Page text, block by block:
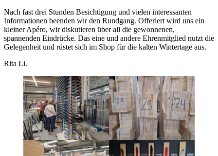
Nach fast drei Stunden Besichtigung und vielen interessanten
Informationen beenden wir den Rundgang. Offeriert wird uns ein
kleiner Apéro, wir diskutieren über all die gewonnenen,
spannenden Eindrücke. Das eine und andere Ehrenmitglied nutzt die
Gelegenheit und rüstet sich im Shop für die kalten Wintertage aus.
Rita Li.